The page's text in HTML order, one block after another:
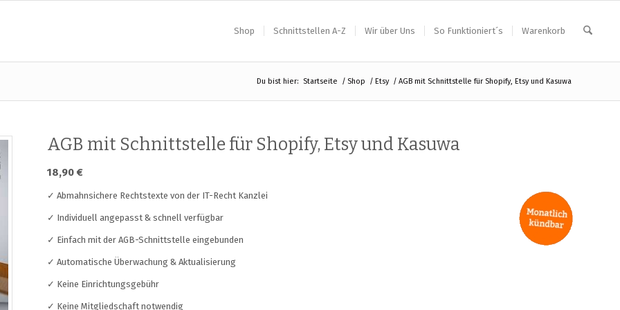
Shop Schnittstellen A-Z Wir über Uns So Funktioniert´s Warenkorb
Du bist hier: Startseite / Shop / Etsy / AGB mit Schnittstelle für Shopify, Etsy und Kasuwa
AGB mit Schnittstelle für Shopify, Etsy und Kasuwa
18,90€
✓ Abmahnsichere Rechtstexte von der IT-Recht Kanzlei
✓ Individuell angepasst & schnell verfügbar
✓ Einfach mit der AGB-Schnittstelle eingebunden
✓ Automatische Überwachung & Aktualisierung
✓ Keine Einrichtungsgebühr
✓ Keine Mitgliedschaft notwendig